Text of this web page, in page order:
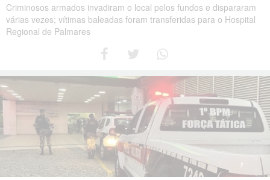
Criminosos armados invadiram o local pelos fundos e dispararam
várias vezes; vítimas baleadas foram transferidas para o Hospital
Regional de Palmares